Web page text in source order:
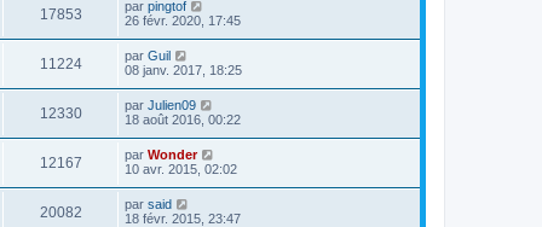
17853 par pingtof
26 févr. 2020, 17:45
11224 par Guil
08 janv. 2017, 18:25
12330 par Julien09
18 août 2016, 00:22
12167 par Wonder
10 avr. 2015, 02:02
20082 par said
18 févr. 2015, 23:47